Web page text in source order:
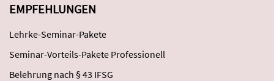
EMPFEHLUNGEN
Lehrke-Seminar-Pakete
Seminar-Vorteils-Pakete Professionell
Belehrung nach § 43 IFSG